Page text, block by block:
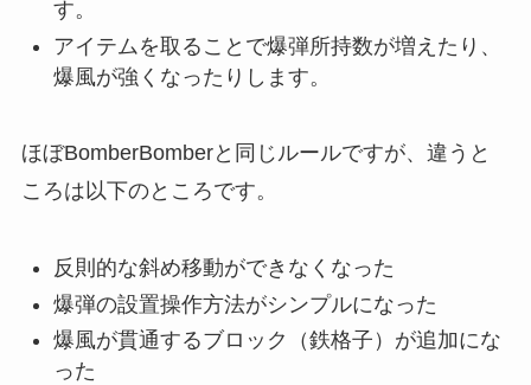
す。
アイテムを取ることで爆弾所持数が増えたり、
爆風が強くなったりします。
ほぼBomberBomberと同じルールですが、違うと
ころは以下のところです。
反則的な斜め移動ができなくなった
爆弾の設置操作方法がシンプルになった
爆風が貫通するブロック（鉄格子）が追加にな
った